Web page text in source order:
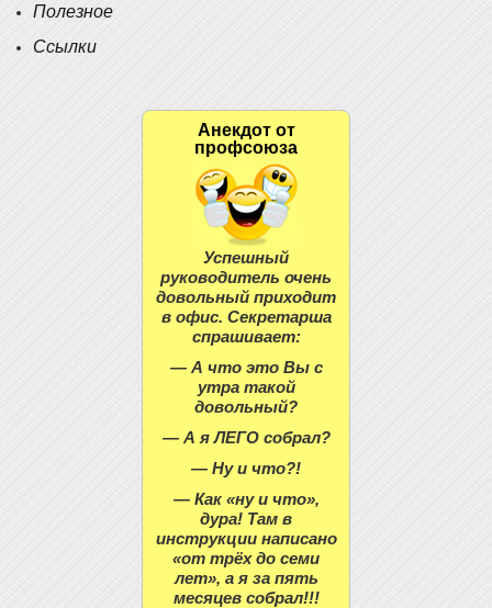
Полезное
Ссылки
Анекдот от
профсоюза
Успешный
руководитель очень
довольный приходит
в офис. Секретарша
спрашивает:
— А что это Вы с
утра такой
довольный?
— А я ЛЕГО собрал?
— Ну и что?!
— Как «ну и что»,
дура! Там в
инструкции написано
«от трёх до семи
лет», а я за пять
месяцев собрал!!!